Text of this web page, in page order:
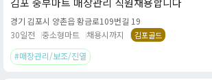
경기 김포시 양촌읍 황금로109번길 19
30일전
중소형마트 채용시까지 김포골드
#매장관리/보조/진열